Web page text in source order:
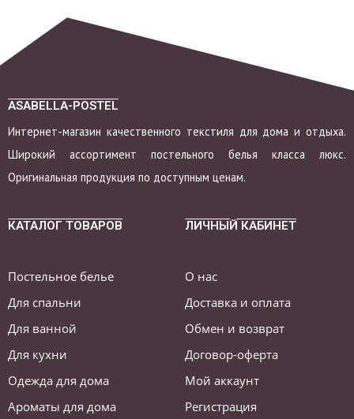
ASABELLA-POSTEL
Интернет-магазин качественного текстиля для дома и отдыха.
Широкий ассортимент постельного белья класса люкс.
Оригинальная продукция по доступным ценам.
КАТАЛОГ ТОВАРОВ
Постельное белье
Для спальни
Для ванной
Для кухни
Одежда для дома
Ароматы для дома
ЛИЧНЫЙ КАБИНЕТ
О нас
Доставка и оплата
Обмен и возврат
Договор-оферта
Мой аккаунт
Регистрация